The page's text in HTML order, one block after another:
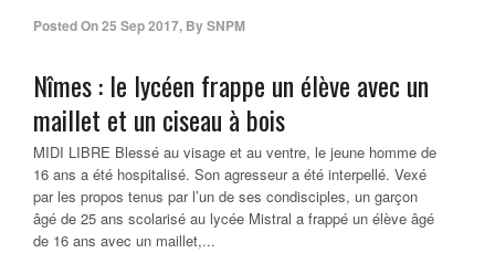
Posted On25 Sep 2017, BySNPM
Nîmes : le lycéen frappe un élève avec un
maillet et un ciseau à bois
MIDI LIBRE Blessé au visage et au ventre, le jeune homme de
16 ans a été hospitalisé. Son agresseur a été interpellé. Vexé
par les propos tenus par l’un de ses condisciples, un garçon
âgé de 25 ans scolarisé au lycée Mistral a frappé un élève âgé
de 16 ans avec un maillet,...